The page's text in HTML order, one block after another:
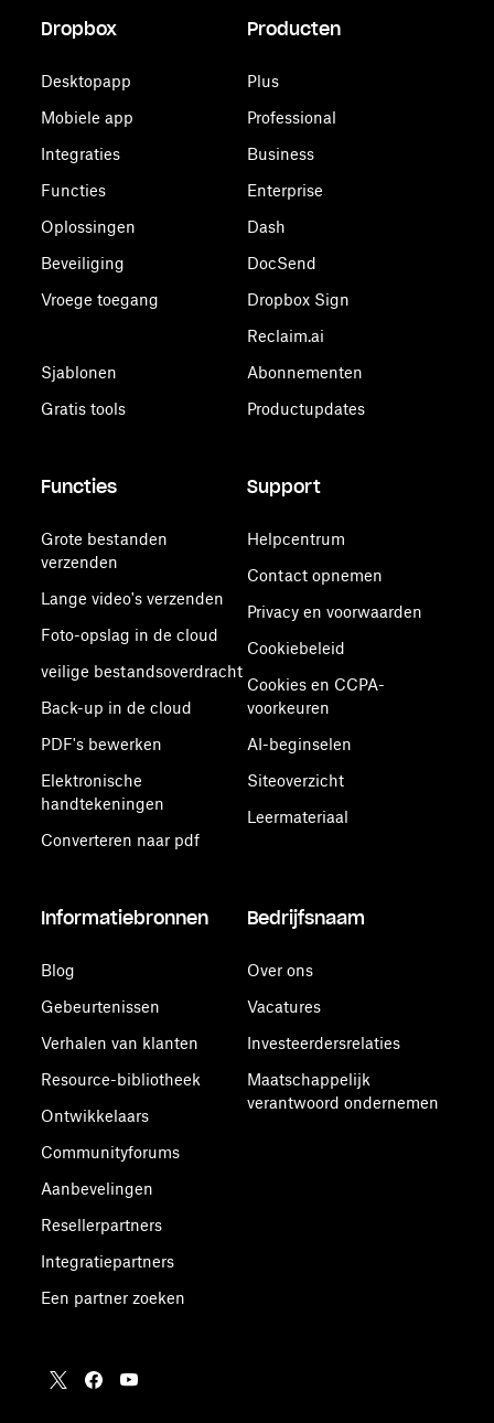
Dropbox
Desktopapp
Mobiele app
Integraties
Functies
Oplossingen
Beveiliging
Vroege toegang
Sjablonen
Gratis tools
Producten
Plus
Professional
Business
Enterprise
Dash
DocSend
Dropbox Sign
Reclaim.ai
Abonnementen
Productupdates
Functies
Grote bestanden
verzenden
Lange video's verzenden
Foto-opslag in de cloud
veilige bestandsoverdracht
Back-up in de cloud
PDF's bewerken
Elektronische
handtekeningen
Converteren naar pdf
Support
Helpcentrum
Contact opnemen
Privacy en voorwaarden
Cookiebeleid
Cookies en CCPA-
voorkeuren
AI-beginselen
Siteoverzicht
Leermateriaal
Informatiebronnen
Blog
Gebeurtenissen
Verhalen van klanten
Resource-bibliotheek
Ontwikkelaars
Communityforums
Aanbevelingen
Resellerpartners
Integratiepartners
Een partner zoeken
Bedrijfsnaam
Over ons
Vacatures
Investeerdersrelaties
Maatschappelijk
verantwoord ondernemen